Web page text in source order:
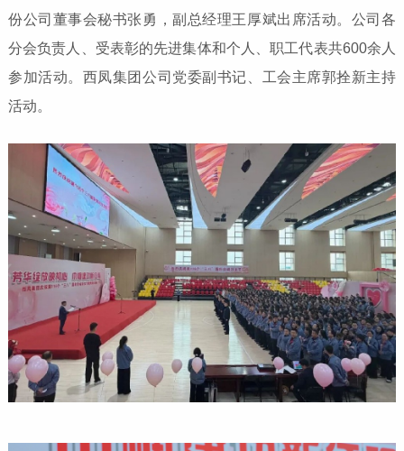
份公司董事会秘书张勇，副总经理王厚斌出席活动。公司各
分会负责人、受表彰的先进集体和个人、职工代表共600余人
参加活动。西凤集团公司党委副书记、工会主席郭拴新主持
活动。